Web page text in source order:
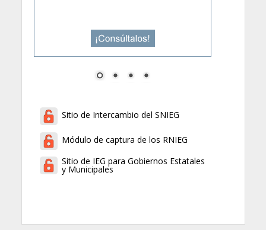
Sitio de Intercambio del SNIEG
Módulo de captura de los RNIEG
Sitio de IEG para Gobiernos Estatales
y Municipales